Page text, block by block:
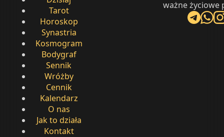
Tarot
Horoskop
Synastria
Kosmogram
Bodygraf
Sennik
Wróżby
Cennik
Kalendarz
O nas
Jak to działa
Kontakt
ważne życiowe